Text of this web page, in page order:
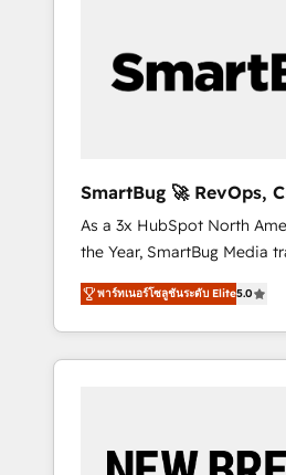
and Story to stop
Elite Engineering & AI Scalable Architecture:
agents, and high-integrity
reporting clarity. Security & Compliance: SOC
2 Type I and HIPAA
grade data security. 🏆 Why Bluleadz? GTM
OS Partner | 16+ Years
Five-Star Reviews
SmartBug 🚀 RevOps,
Integration Experts
As a 3x HubSpot North
the Year, SmartBug Media
customer lifecycle into a
unified ecosystem includes
divisions Globalia (AI &
Success Media (Paid
by Globalia’s technical
พาร์ทเนอร์โซลูชันระดับ Elite5.0